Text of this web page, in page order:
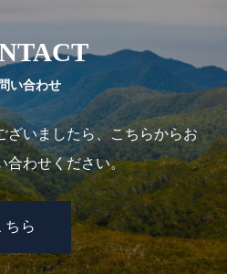
い合わせ
ざいましたら、こちらからお
合わせください。
ら